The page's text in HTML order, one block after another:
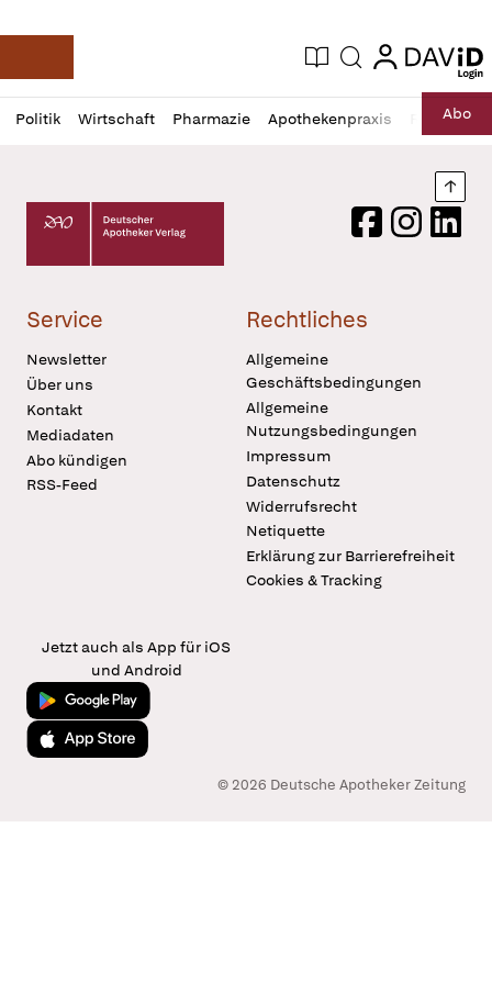
Deutsche Apotheker Zeitung
Aktuelle Ausgabe
Suche login
login
Politik Wirtschaft Pharmazie Apothekenpraxis RechtAbo
Profil
öffnen
Daz
Pur
Deutscher Apotheker Verlag Logo
FacebookInstagram
Service
Newsletter
Über uns
Kontakt
Mediadaten
Abo kündigen
RSS-Feed
Rechtliches
Allgemeine
Geschäftsbedingungen
Allgemeine
Nutzungsbedingungen
Impressum
Datenschutz
Widerrufsrecht
Netiquette
Erklärung zur Barrierefreiheit
Cookies & Tracking
Jetzt auch als App für iOS
und Android
Jetzt bei Google Play
Laden im App Store
© 2026 Deutsche Apotheker Zeitung